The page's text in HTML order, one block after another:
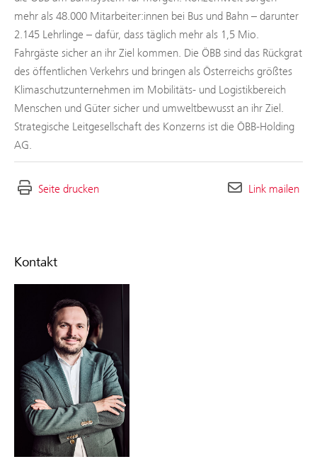
Kontakt
mehr als 48.000 Mitarbeiter:innen bei Bus und Bahn – darunter
2.145 Lehrlinge – dafür, dass täglich mehr als 1,5 Mio.
Fahrgäste sicher an ihr Ziel kommen. Die ÖBB sind das Rückgrat
des öffentlichen Verkehrs und bringen als Österreichs größtes
Klimaschutzunternehmen im Mobilitäts- und Logistikbereich
Menschen und Güter sicher und umweltbewusst an ihr Ziel.
Strategische Leitgesellschaft des Konzerns ist die ÖBB-Holding
AG.
Seite drucken Link mailen